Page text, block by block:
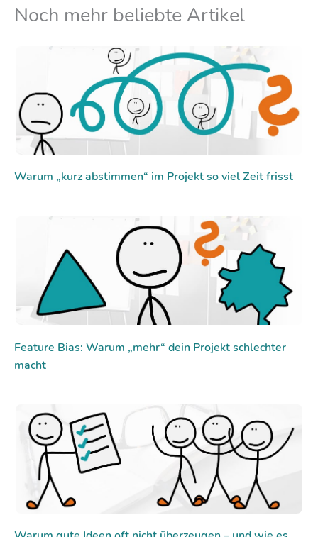
Noch mehr beliebte Artikel
Warum „kurz abstimmen“ im Projekt so viel Zeit frisst
Feature Bias: Warum „mehr“ dein Projekt schlechter
macht